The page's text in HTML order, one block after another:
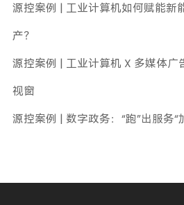
源控案例 | 工业计算机如何赋能新
产？
源控案例 | 工业计算机 X 多媒体广
视窗
源控案例 | 数字政务：“跑”出服务“